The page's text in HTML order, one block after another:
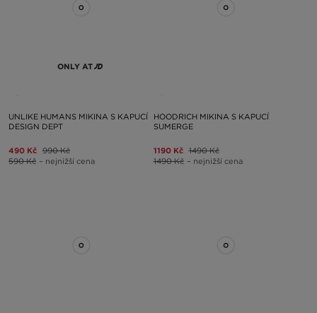
ONLY AT
UNLIKE HUMANS MIKINA S KAPUCÍ
DESIGN DEPT
490 Kč 990 Kč
590 Kč – nejnižší cena
HOODRICH MIKINA S KAPUCÍ
SUMERGE
1190 Kč 1490 Kč
1490 Kč – nejnižší cena